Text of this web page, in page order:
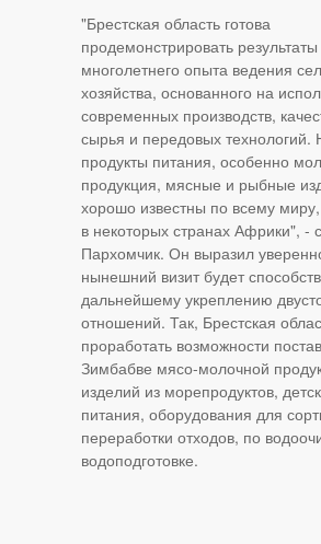
"Брестская область готова
продемонстрировать результаты
многолетнего опыта ведения
хозяйства, основанного на
современных производств,
сырья и передовых технологий.
продукты питания, особенно
продукция, мясные и рыбные
хорошо известны по всему
в некоторых странах Африки", -
Пархомчик. Он выразил
нынешний визит будет
дальнейшему укреплению
отношений. Так, Брестская
проработать возможности
Зимбабве мясо-молочной
изделий из морепродуктов,
питания, оборудования для
переработки отходов, по
водоподготовке.